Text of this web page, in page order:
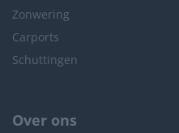
Zonwering
Carports
Schuttingen
Over ons